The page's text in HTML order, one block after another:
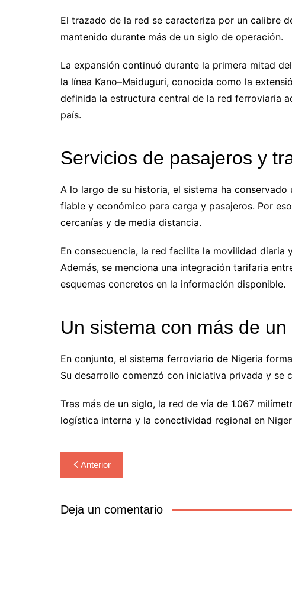
El trazado de la red se caracteriza por un calibre
mantenido durante más de un siglo de operación.
La expansión continuó durante la primera mitad
la línea Kano–Maiduguri, conocida como la
definida la estructura central de la red ferroviaria
país.
Servicios de pasajeros y
A lo largo de su historia, el sistema ha
fiable y económico para carga y pasajeros. Por
cercanías y de media distancia.
En consecuencia, la red facilita la movilidad diaria
Además, se menciona una integración tarifaria
esquemas concretos en la información disponible.
Un sistema con más de
En conjunto, el sistema ferroviario de Nigeria
Su desarrollo comenzó con iniciativa privada y se
Tras más de un siglo, la red de vía de 1.067
logística interna y la conectividad regional en
Navegación
de
entradas
Anterior
Deja un comentario